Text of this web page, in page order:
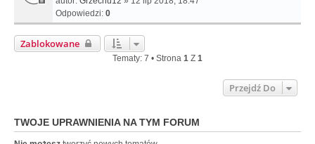
Odpowiedzi: 0
Zablokowane
Tematy: 7 • Strona 1 Z 1
Przejdź Do
TWOJE UPRAWNIENIA NA TYM FORUM